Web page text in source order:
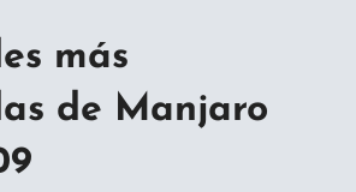
más
de Manjaro